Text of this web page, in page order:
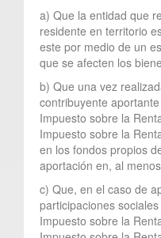
a) Que la entidad que
residente en territorio
este por medio de un
que se afecten los
b) Que una vez
contribuyente
Impuesto sobre la
Impuesto sobre la
en los fondos propios
aportación en, al
c) Que, en el caso de
participaciones
Impuesto sobre la